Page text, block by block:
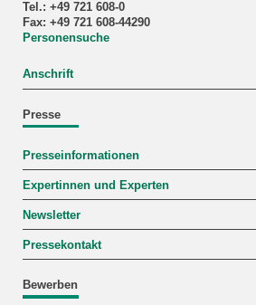
Tel.: +49 721 608-0
Fax: +49 721 608-44290
Personensuche
Anschrift
Presse
Presseinformationen
Expertinnen und Experten
Newsletter
Pressekontakt
Bewerben